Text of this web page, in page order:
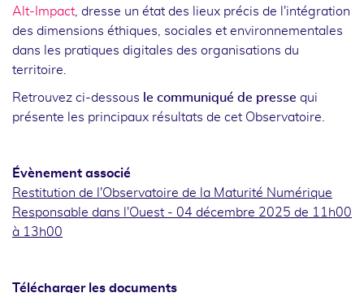
Alt-Impact , dresse un état des lieux précis de l'intégration
des dimensions éthiques, sociales et environnementales
dans les pratiques digitales des organisations du
territoire.
Retrouvez ci-dessous le communiqué de presse qui
présente les principaux résultats de cet Observatoire.
Évènement associé
Restitution de l'Observatoire de la Maturité Numérique
Responsable dans l'Ouest - 04 décembre 2025 de 11h00
à 13h00
Télécharger les documents